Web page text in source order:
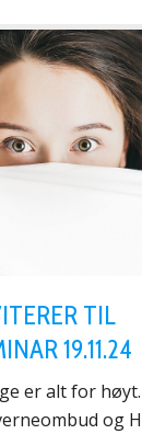
TIL
19.11.24
er alt for høyt.
og